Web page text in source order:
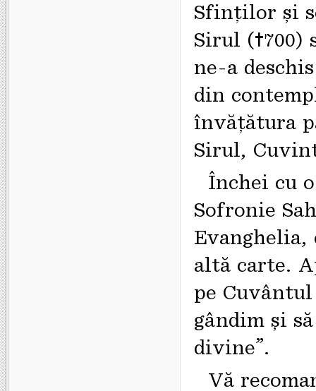
Sfinţilor şi
Sirul (†700)
ne-a
din
învățătura
Sirul,
Închei cu
Sofronie
Evanghelia,
altă carte.
pe
gândim și
divine”.
Vă